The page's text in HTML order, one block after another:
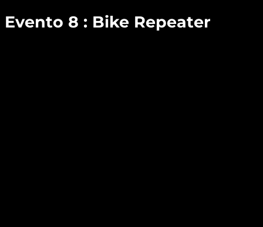
Evento 8 : Bike Repeater